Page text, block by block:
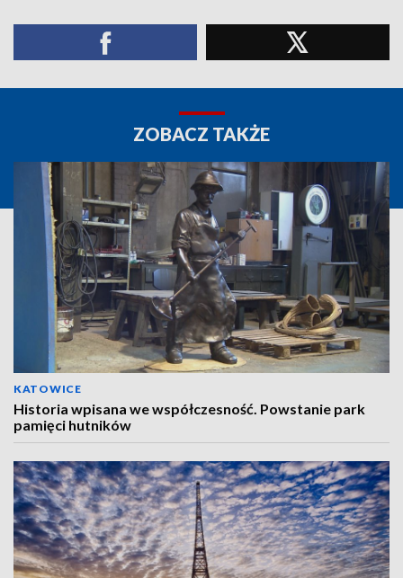
ZOBACZ TAKŻE
KATOWICE
Historia wpisana we współczesność. Powstanie park
pamięci hutników